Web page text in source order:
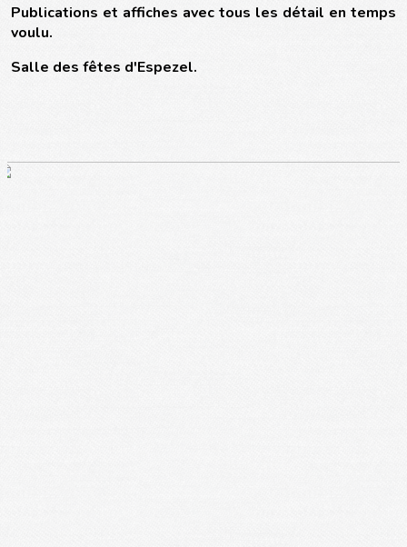
Publications et affiches avec tous les détail en temps
voulu.
Salle des fêtes d'Espezel.